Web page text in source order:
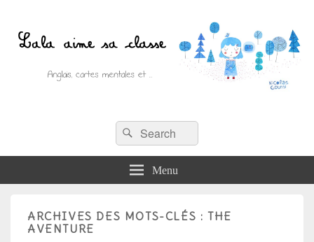
Lala aime sa classe
Anglais, cartes mentales et ….Recherche :
Rechercher
Menu
ARCHIVES DES MOTS-CLÉS :THE
AVENTURE